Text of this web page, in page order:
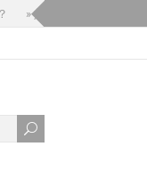
» 如果你问 AI：“我孩子被